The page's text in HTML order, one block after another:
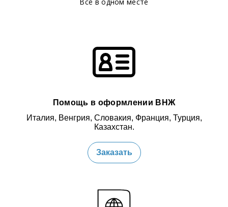
Помощь в оформлении ВНЖ
Италия, Венгрия, Словакия, Франция, Турция,
Казахстан.
Заказать